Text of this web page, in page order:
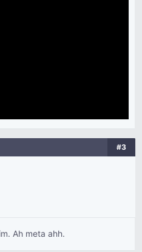
#3
Ah meta ahh.